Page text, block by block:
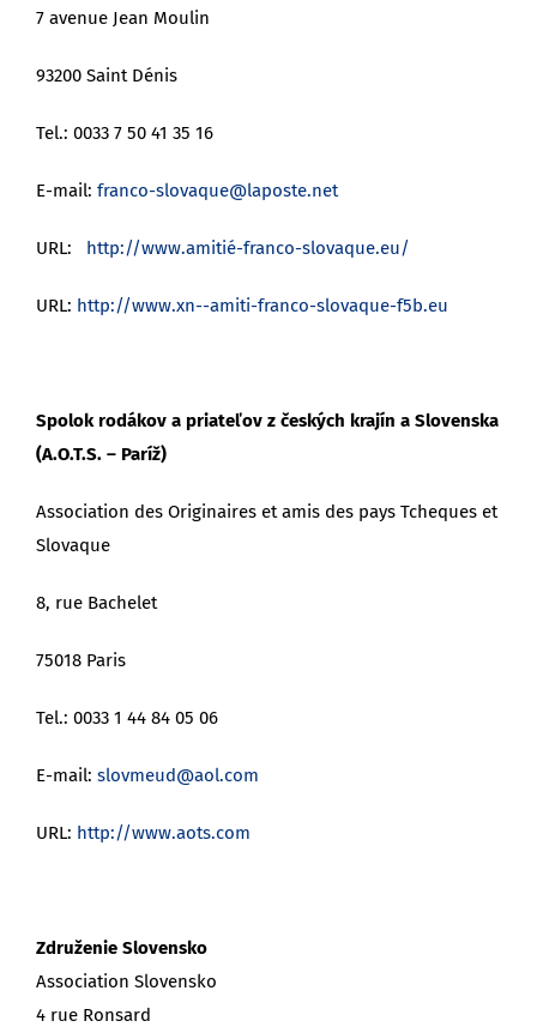
7 avenue Jean Moulin
93200 Saint Dénis
Tel.: 0033 7 50 41 35 16
E-mail: franco-slovaque@laposte.net
URL: http://www.amitié-franco-slovaque.eu/
URL: http://www.xn--amiti-franco-slovaque-f5b.eu
Spolok rodákov a priateľov z českých krajín a Slovenska
(A.O.T.S. – Paríž)
Association des Originaires et amis des pays Tcheques et
Slovaque
8, rue Bachelet
75018 Paris
Tel.: 0033 1 44 84 05 06
E-mail: slovmeud@aol.com
URL: http://www.aots.com
Združenie Slovensko
Association Slovensko
4 rue Ronsard